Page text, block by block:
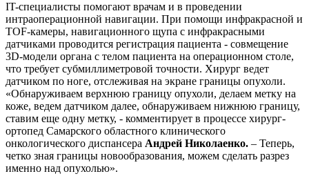
IT-специалисты помогают врачам и в проведении
интраоперационной навигации. При помощи инфракрасной и
TOF-камеры, навигационного щупа с инфракрасными
датчиками проводится регистрация пациента - совмещение
3D-модели органа с телом пациента на операционном столе,
что требует субмиллиметровой точности. Хирург ведет
датчиком по ноге, отслеживая на экране границы опухоли.
«Обнаруживаем верхнюю границу опухоли, делаем метку на
коже, ведем датчиком далее, обнаруживаем нижнюю границу,
ставим еще одну метку, - комментирует в процессе хирург-
ортопед Самарского областного клинического
онкологического диспансера Андрей Николаенко. – Теперь,
четко зная границы новообразования, можем сделать разрез
именно над опухолью».